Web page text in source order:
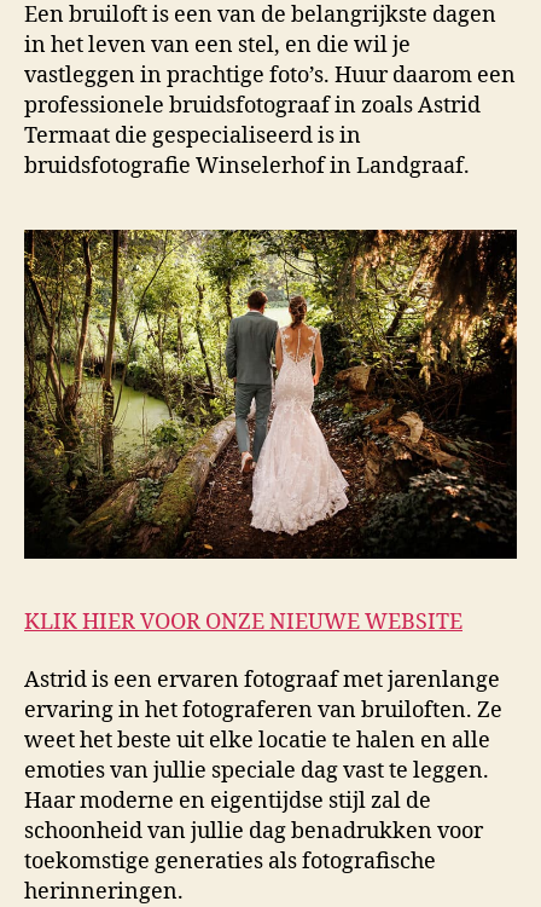
Een bruiloft is een van de belangrijkste dagen
in het leven van een stel, en die wil je
vastleggen in prachtige foto’s. Huur daarom een
professionele bruidsfotograaf in zoals Astrid
Termaat die gespecialiseerd is in
bruidsfotografie Winselerhof in Landgraaf.
KLIK HIER VOOR ONZE NIEUWE WEBSITE
Astrid is een ervaren fotograaf met jarenlange
ervaring in het fotograferen van bruiloften. Ze
weet het beste uit elke locatie te halen en alle
emoties van jullie speciale dag vast te leggen.
Haar moderne en eigentijdse stijl zal de
schoonheid van jullie dag benadrukken voor
toekomstige generaties als fotografische
herinneringen.